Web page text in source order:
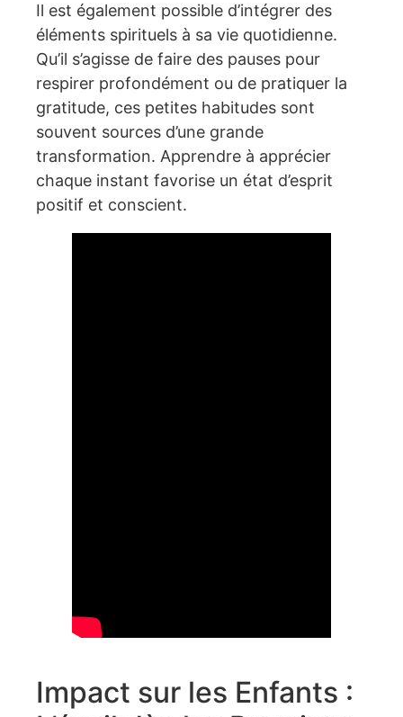
Il est également possible d’intégrer des
éléments spirituels à sa vie quotidienne.
Qu’il s’agisse de faire des pauses pour
respirer profondément ou de pratiquer la
gratitude, ces petites habitudes sont
souvent sources d’une grande
transformation. Apprendre à apprécier
chaque instant favorise un état d’esprit
positif et conscient.
Impact sur les Enfants :